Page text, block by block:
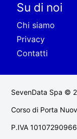
Su di noi
Chi siamo
Privacy
Contatti
SevenData Spa ©
Corso di Porta
P.IVA 10107290966